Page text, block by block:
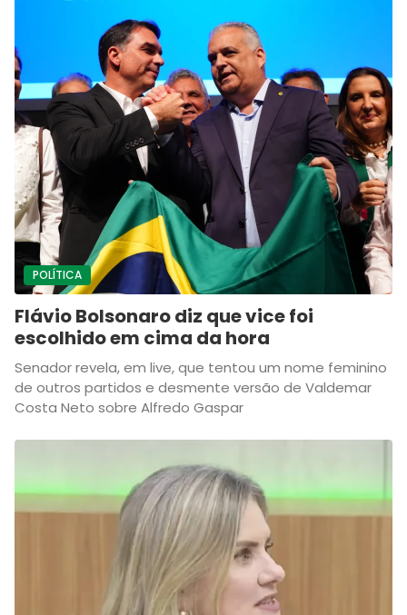
POLÍTICA
Flávio Bolsonaro diz que vice foi
escolhido em cima da hora
Senador revela, em live, que tentou um nome feminino
de outros partidos e desmente versão de Valdemar
Costa Neto sobre Alfredo Gaspar